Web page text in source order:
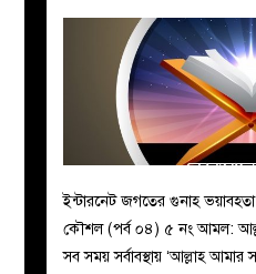
ইন্টারনেট জগতের গুনাহ
কৌশল (পর্ব ০৪) ৫ নং আমল:
সব সময় সর্বাবস্থায় ‘আল্লাহ